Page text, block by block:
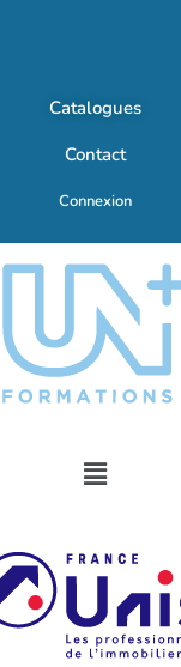
Catalogues
Contact
Connexion